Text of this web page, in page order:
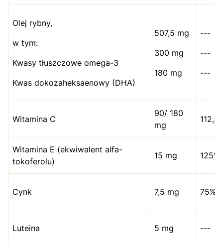
Olej rybny,
w tym:
Kwasy tłuszczowe omega-3
Kwas dokozaheksaenowy (DHA)
507,5 mg
300 mg
180 mg
---
---
---
Witamina C
90/ 180
mg
Witamina E (ekwiwalent alfa-
tokoferolu)
15 mg 125%
Cynk 7,5 mg 75%
Luteina 5 mg ---